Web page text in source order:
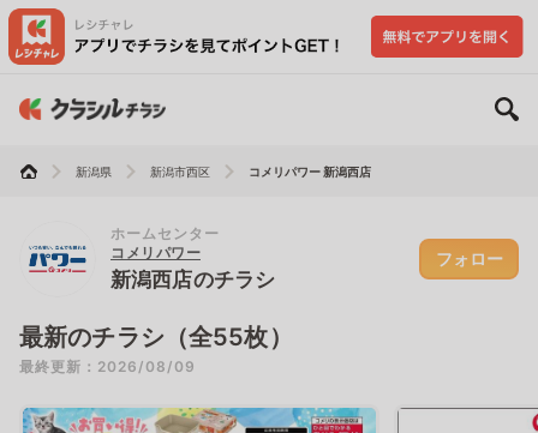
新潟県 新潟市西区 コメリパワー 新潟西店
ホームセンター
コメリパワー
新潟西店のチラシ
フォロー
最新のチラシ（全55枚）
最終更新：2026/08/09